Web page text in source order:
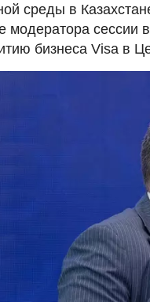
среды в
модератора сессии
бизнеса Visa в